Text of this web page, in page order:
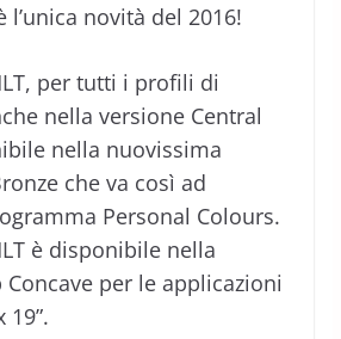
l’unica novità del 2016!
per tutti i profili di
nella versione Central
nella nuovissima
che va così ad
Personal Colours.
è disponibile nella
per le applicazioni
19”.